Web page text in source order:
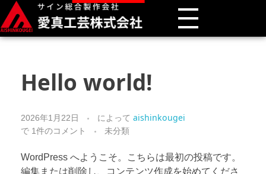
愛真工芸株式会社
Hello world!
2026年1月22日 によって aishinkougei
で 1件のコメント 未分類
WordPress へようこそ。こちらは最初の投稿です。
編集または削除し、コンテンツ作成を始めてくださ